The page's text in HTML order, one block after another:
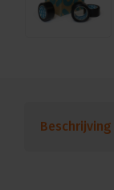
Beschrijving